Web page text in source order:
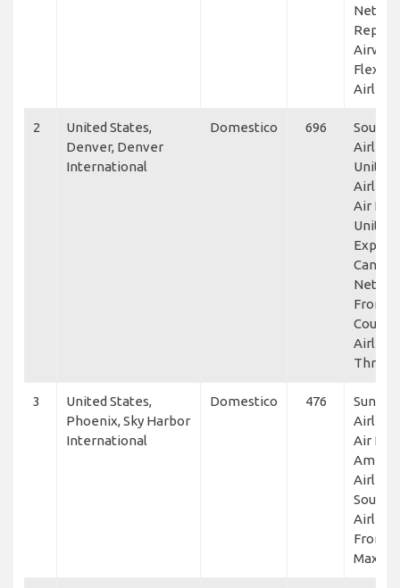
Airlines
2
United States,
Denver, Denver
International
Domestico 696
United
Air
United
Thrive
3
United States,
Phoenix, Sky Harbor
International
Domestico 476
Sun
Air
Maxair